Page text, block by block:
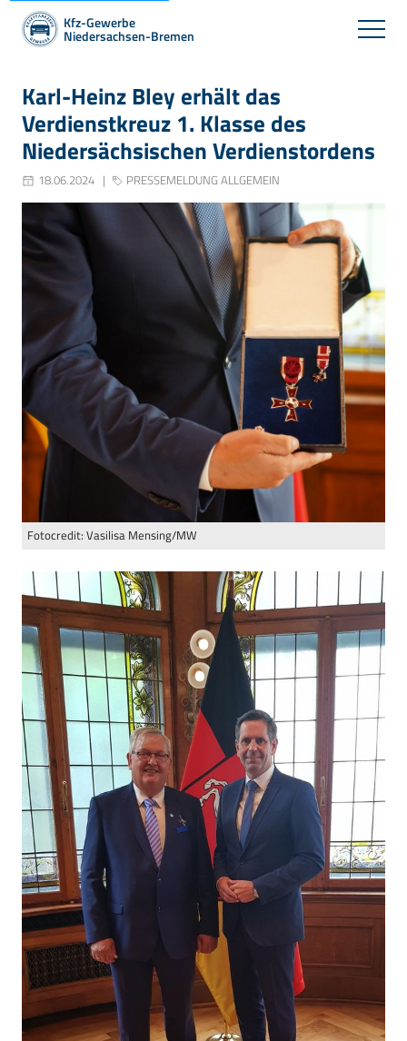
Kfz-Gewerbe
Niedersachsen-Bremen
Karl-Heinz Bley erhält das
Verdienstkreuz 1. Klasse des
Niedersächsischen Verdienstordens
18.06.2024 PRESSEMELDUNG ALLGEMEIN
Fotocredit: Vasilisa Mensing/MW